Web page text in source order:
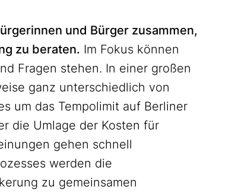
und Bürger zusammen,
zu beraten. Im Fokus können
Fragen stehen. In einer großen
ganz unterschiedlich von
um das Tempolimit auf Berliner
die Umlage der Kosten für
gehen schnell
werden die
zu gemeinsamen